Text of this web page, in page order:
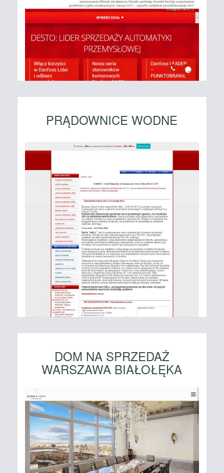
PRĄDOWNICE WODNE
DOM NA SPRZEDAŻ
WARSZAWA BIAŁOŁĘKA